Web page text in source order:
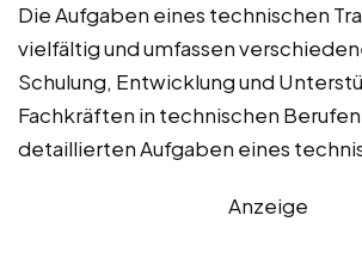
Die Aufgaben eines technischen
vielfältig und umfassen
Schulung, Entwicklung und
Fachkräften in technischen
detaillierten Aufgaben eines
Anzeige